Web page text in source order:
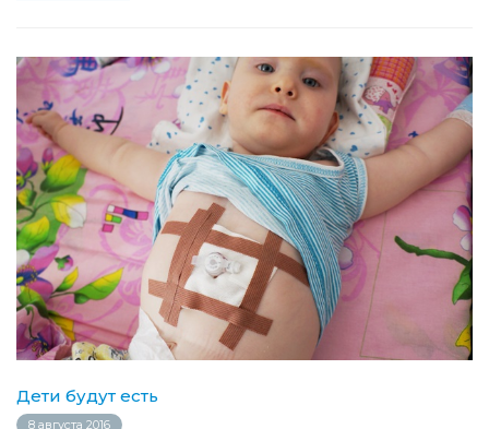
Дети будут есть
8 августа 2016